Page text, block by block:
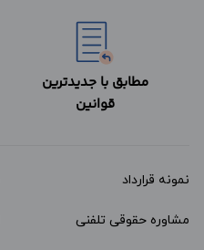
مطابق با جدیدترین
قوانین
نمونه قرارداد‌
مشاوره حقوقی تلفنی